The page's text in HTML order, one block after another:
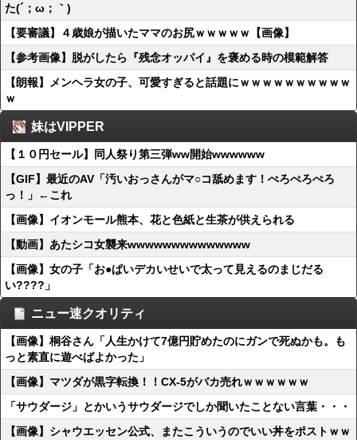
た(´；ω；｀)
【要審議】４歳娘が描いたママのお尻ｗｗｗｗｗ【画像】
【参考画像】脱がしたら『残念オッパイ』を褒める時の模範解答
【朗報】メンヘラ女の子、可愛すぎると話題にｗｗｗｗｗｗｗｗｗｗ
ｗ
妹はVIPPER
【１０円セール】同人祭り第三弾ww開始wwwwww
【GIF】最近のAV「汚いおっさんがマ○コ舐めます！ぺろぺろぺろ
っ！」←これ
【画像】イオンモール熊本、花と色紙と生茶が供えられる
【動画】あたシコ女襲来wwwwwwwwwwwwww
【画像】女の子「お●ぱいデカいせいで太って見えるのまじだる
い????」
ニュー速クオリティ
【画像】桐谷さん「人生かけて7億円貯めたのにガンで死ぬかも。も
っと素直に遊べばよかった」
【画像】マツダが黒字転換！！CX-5がバカ売れｗｗｗｗｗｗ
「サウダージ」とかいうサウダージでしか聞いたことない言葉・・・
【画像】シャウエッセン公式、またこういうのでいい丼をポストｗｗ